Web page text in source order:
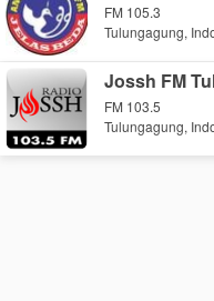
FM 105.3
Tulungagung,
Jossh FM
FM 103.5
Tulungagung,